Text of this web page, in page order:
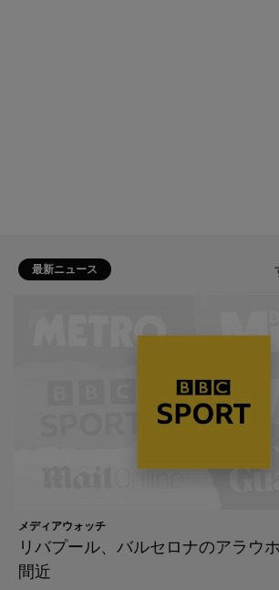
最新ニュース
メディアウォッチ
リバプール、バルセロナのアラウ
間近